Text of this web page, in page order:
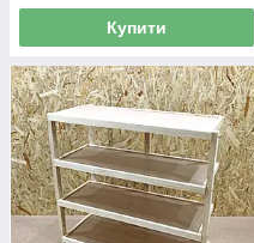
Купити